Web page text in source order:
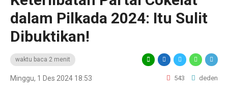
dalam Pilkada 2024: Itu Sulit
Dibuktikan!
waktu baca 2 menit
Minggu, 1 Des 2024 18:53 543 deden